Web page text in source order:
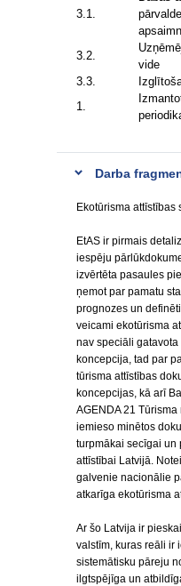
3.1.
3.2.
vide
3.3.
1.
Darba
Ekotūrisma
EtAS ir pirmais
iespēju
izvērtēta pasaules
ņemot par pamatu
prognozes un
veicami ekotūrisma
nav speciāli
koncepcija, tad par
tūrisma attīstības
koncepcijas, kā arī
AGENDA 21
iemieso minētos
turpmākai secīgai
attīstībai Latvijā.
galvenie nacionālie
atkarīga ekotūrisma
Ar šo Latvija ir
valstīm, kuras reāli ir
sistemātisku pāreju
ilgtspējīga un